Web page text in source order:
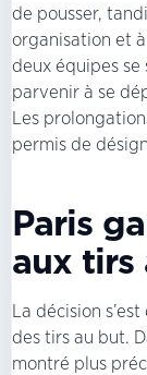
de pousser,
organisation et
deux équipes se
parvenir à se
Les
permis de
Paris
aux tirs
La décision
des tirs au but.
montré plus